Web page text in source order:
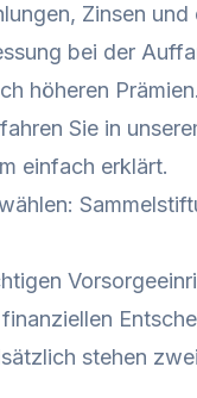
Zinsen und
bei der
höheren
Sie in
einfach erklärt.
stehen